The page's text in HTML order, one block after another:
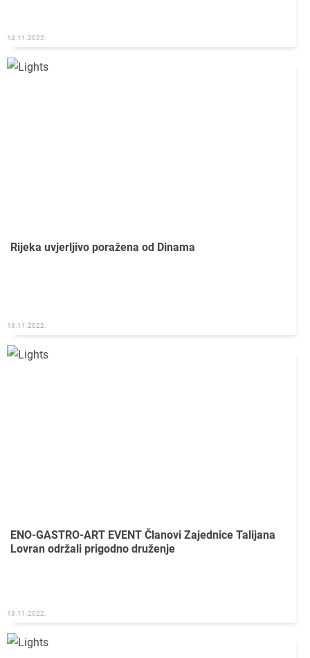
14.11.2022.
Rijeka uvjerljivo poražena od Dinama
13.11.2022.
ENO-GASTRO-ART EVENT Članovi Zajednice Talijana
Lovran održali prigodno druženje
13.11.2022.